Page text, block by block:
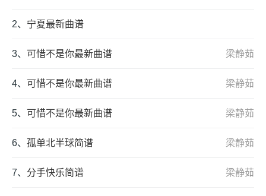
2、 宁夏最新曲谱
梁静茹
3、 可惜不是你最新曲谱
梁静茹
4、 可惜不是你最新曲谱
梁静茹
5、 可惜不是你最新曲谱
梁静茹
6、 孤单北半球简谱
梁静茹
7、 分手快乐简谱